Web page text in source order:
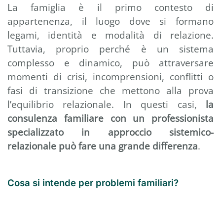
La famiglia è il primo contesto di
appartenenza, il luogo dove si formano
legami, identità e modalità di relazione.
Tuttavia, proprio perché è un sistema
complesso e dinamico, può attraversare
momenti di crisi, incomprensioni, conflitti o
fasi di transizione che mettono alla prova
l’equilibrio relazionale. In questi casi, la
consulenza familiare con un professionista
specializzato in approccio sistemico-
relazionale può fare una grande differenza.
Cosa si intende per problemi familiari?